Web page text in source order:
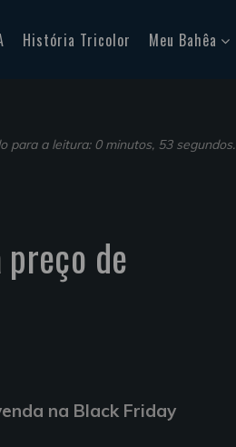
História Tricolor Meu Bahêa
para a leitura: 0 minutos, 53 segundos.
preço de
na Black Friday